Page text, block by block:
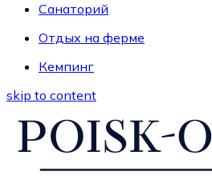
Санаторий
Отдых на ферме
Кемпинг
skip to content